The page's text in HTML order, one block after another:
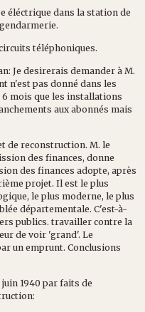
éléctrique dans la station de
téléphoniques.
Je desirerais demander à M.
n'est pas donné dans les
6 mois que les installations
aux abonnés mais
de reconstruction. M. le
des finances, donne
des finances adopte, après
projet. Il est le plus
le plus moderne, le plus
départementale. C'est-à-
publics. travailler contre la
de voir 'grand'. Le
un emprunt. Conclusions
1940 par faits de